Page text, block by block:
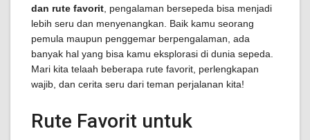
dan rute favorit , pengalaman bersepeda bisa menjadi
lebih seru dan menyenangkan. Baik kamu seorang
pemula maupun penggemar berpengalaman, ada
banyak hal yang bisa kamu eksplorasi di dunia sepeda.
Mari kita telaah beberapa rute favorit, perlengkapan
wajib, dan cerita seru dari teman perjalanan kita!
Rute Favorit untuk